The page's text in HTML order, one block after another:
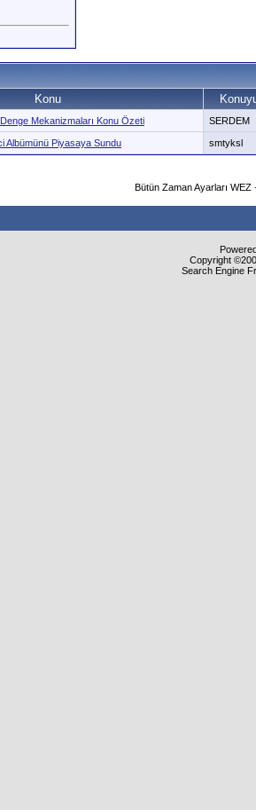
Konu
Mekanizmaları Konu Özeti SERDEM
Albümünü Piyasaya Sundu smtyksl
Bütün Zaman Ayarları
Copyright
Search Engine